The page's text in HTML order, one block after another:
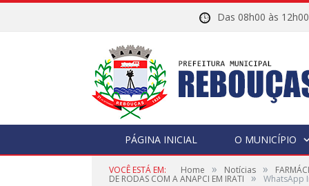
Das 08h00 às
PÁGINA INICIAL O MUNICÍPIO
VOCÊ ESTÁ EM: Home » Notícias »
DE RODAS COM A ANAPCI EM IRATI » WhatsApp